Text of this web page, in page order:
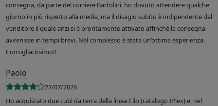
consegna, da parte del corriere Bartolini, ho dovuto attendere qualche
giorno in più rispetto alla media, ma il disagio subito è indipendente dal
venditore il quale anzi si è prontamente attivato affinché la consegna
avvenisse in tempi brevi. Nel complesso è stata un’ottima esperienza.
Consigliatissimo!!
Paolo
27/07/2026
Ho acquistato due cubi da terra della linea Clio (catalogo IPlex) e, nel